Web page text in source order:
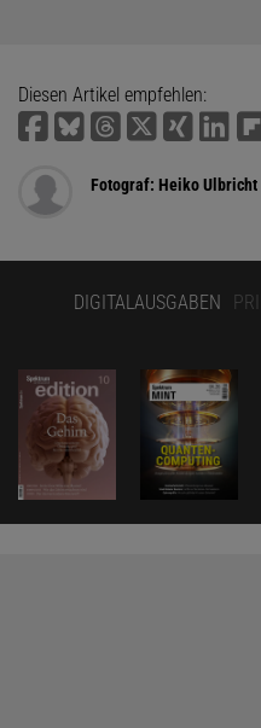
Diesen Artikel empfehlen:
Fotograf: Heiko Ulbricht
DIGITALAUSGABEN